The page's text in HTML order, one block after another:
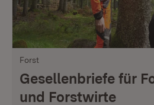
Forst
Gesellenbriefe für
und Forstwirte